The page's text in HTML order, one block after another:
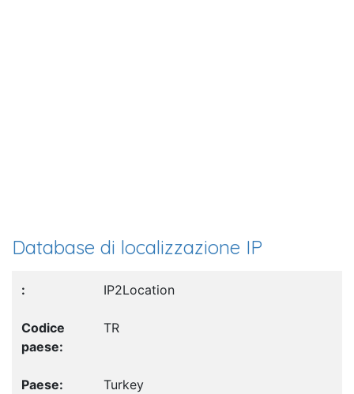
Database di localizzazione IP
IP2Location
TR
Turkey